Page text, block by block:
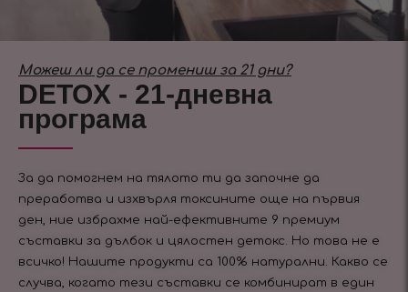
DETOX - 21-дневна
програма
Можеш ли да се промениш за 21 дни?
За да помогнем на тялото ти да започне да
преработва и изхвърля токсините още на първия
ден, ние избрахме най-ефективните 9 премиум
съставки за дълбок и цялостен детокс. Но това не е
всичко! Нашите продукти са 100% натурални. Какво се
случва, когато тези съставки се комбинират в един